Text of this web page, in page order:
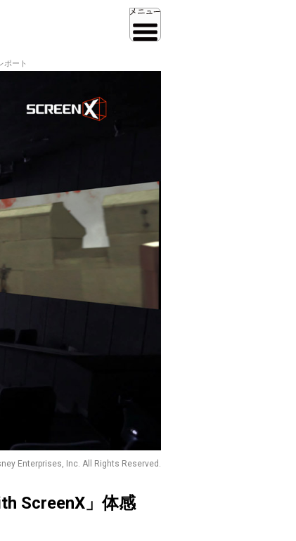
ポート
Enterprises, Inc. All Rights Reserved.
ScreenX」体感